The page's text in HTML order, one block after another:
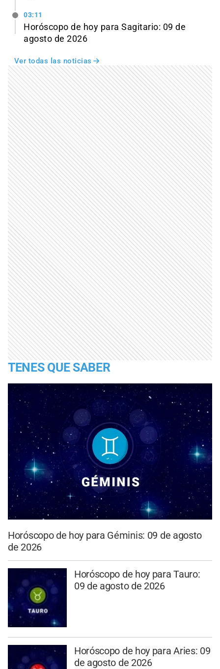
03:11
Horóscopo de hoy para Sagitario: 09 de
agosto de 2026
Ver todas las noticias
TENES QUE SABER
Horóscopo de hoy para Géminis: 09 de agosto
de 2026
Horóscopo de hoy para Tauro:
09 de agosto de 2026
Horóscopo de hoy para Aries: 09
de agosto de 2026